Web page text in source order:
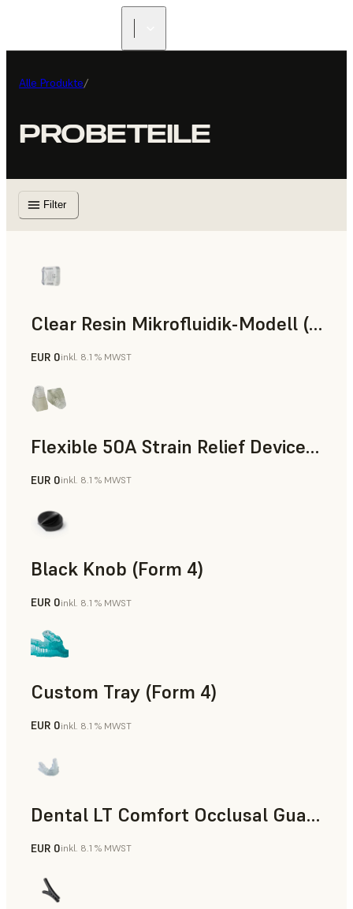
Alle Produkte/
PROBETEILE
Filter
Clear Resin Mikrofluidik-Modell (Form 4)
Standard
EUR 0inkl. 8.1 % MWST
Flexible 50A Strain Relief Device (Form 4)
Technik
EUR 0inkl. 8.1 % MWST
Black Knob (Form 4)
Standard
EUR 0inkl. 8.1 % MWST
Custom Tray (Form 4)
Zahnmedizin
EUR 0inkl. 8.1 % MWST
Dental LT Comfort Occlusal Guard (Form 4)
Zahnmedizin
EUR 0inkl. 8.1 % MWST